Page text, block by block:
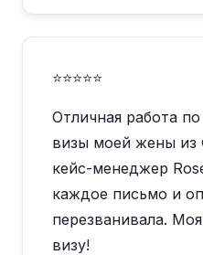
⭐⭐⭐⭐⭐
Отличная работа
визы моей жены
кейс-менеджер
каждое письмо и
перезванивала.
визу!